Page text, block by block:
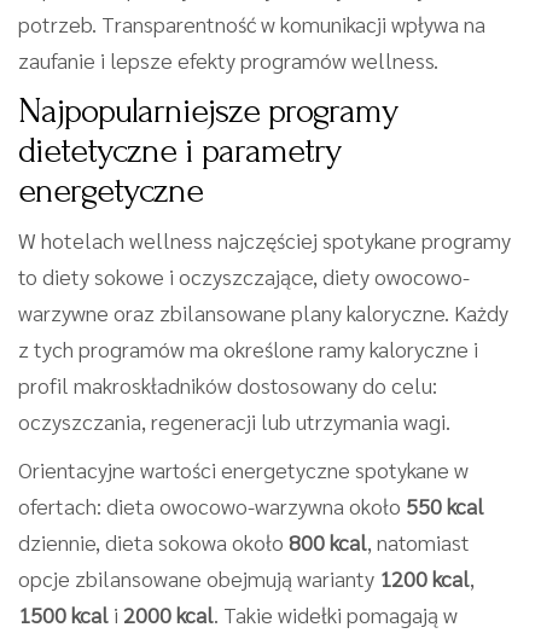
potrzeb. Transparentność w komunikacji wpływa na
zaufanie i lepsze efekty programów wellness.
Najpopularniejsze programy
dietetyczne i parametry
energetyczne
W hotelach wellness najczęściej spotykane programy
to diety sokowe i oczyszczające, diety owocowo-
warzywne oraz zbilansowane plany kaloryczne. Każdy
z tych programów ma określone ramy kaloryczne i
profil makroskładników dostosowany do celu:
oczyszczania, regeneracji lub utrzymania wagi.
Orientacyjne wartości energetyczne spotykane w
ofertach: dieta owocowo-warzywna około 550 kcal
dziennie, dieta sokowa około 800 kcal, natomiast
opcje zbilansowane obejmują warianty 1200 kcal,
1500 kcal i 2000 kcal. Takie widełki pomagają w